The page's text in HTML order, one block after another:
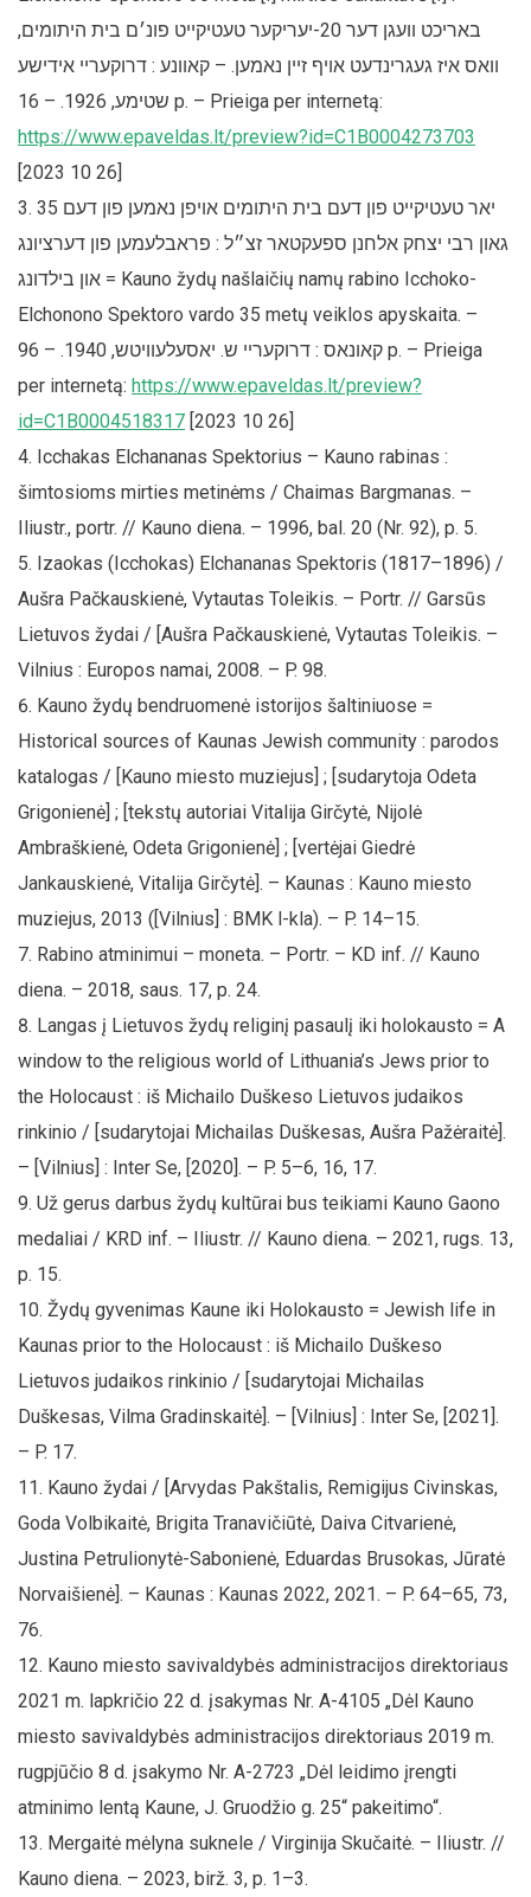
באריכט וועגן דער 20-יעריקער טעטיקייט פונ׳ם בית היתומים,
וואס איז געגרינדעט אויף זיין נאמען. – קאוונע : דרוקעריי אידישע
שטימע, 1926. – 16 p. – Prieiga per internetą:
https://www.epaveldas.lt/preview?id=C1B0004273703
[2023 10 26]
35 יאר טעטיקייט פון דעם בית היתומים אויפן נאמען פון דעם
גאון רבי יצחק אלחנן ספעקטאר זצ״ל : פראבלעמען פון דערציונג
און בילדונג = Kauno žydų našlaičių namų rabino Icchoko-
Elchonono Spektoro vardo 35 metų veiklos apyskaita. –
קאונאס : דרוקעריי ש. יאסעלעוויטש, 1940. – 96 p. – Prieiga
per internetą: https://www.epaveldas.lt/preview?
id=C1B0004518317 [2023 10 26]
Icchakas Elchananas Spektorius – Kauno rabinas :
šimtosioms mirties metinėms / Chaimas Bargmanas. –
Iliustr., portr. // Kauno diena. – 1996, bal. 20 (Nr. 92), p. 5.
Izaokas (Icchokas) Elchananas Spektoris (1817–1896) /
Aušra Pačkauskienė, Vytautas Toleikis. – Portr. // Garsūs
Lietuvos žydai / [Aušra Pačkauskienė, Vytautas Toleikis. –
Vilnius : Europos namai, 2008. – P. 98.
Kauno žydų bendruomenė istorijos šaltiniuose =
Historical sources of Kaunas Jewish community : parodos
katalogas / [Kauno miesto muziejus] ; [sudarytoja Odeta
Grigonienė] ; [tekstų autoriai Vitalija Girčytė, Nijolė
Ambraškienė, Odeta Grigonienė] ; [vertėjai Giedrė
Jankauskienė, Vitalija Girčytė]. – Kaunas : Kauno miesto
muziejus, 2013 ([Vilnius] : BMK l-kla). – P. 14–15.
Rabino atminimui – moneta. – Portr. – KD inf. // Kauno
diena. – 2018, saus. 17, p. 24.
Langas į Lietuvos žydų religinį pasaulį iki holokausto = A
window to the religious world of Lithuania’s Jews prior to
the Holocaust : iš Michailo Duškeso Lietuvos judaikos
rinkinio / [sudarytojai Michailas Duškesas, Aušra Pažėraitė].
– [Vilnius] : Inter Se, [2020]. – P. 5–6, 16, 17.
Už gerus darbus žydų kultūrai bus teikiami Kauno Gaono
medaliai / KRD inf. – Iliustr. // Kauno diena. – 2021, rugs. 13,
p. 15.
Žydų gyvenimas Kaune iki Holokausto = Jewish life in
Kaunas prior to the Holocaust : iš Michailo Duškeso
Lietuvos judaikos rinkinio / [sudarytojai Michailas
Duškesas, Vilma Gradinskaitė]. – [Vilnius] : Inter Se, [2021].
– P. 17.
Kauno žydai / [Arvydas Pakštalis, Remigijus Civinskas,
Goda Volbikaitė, Brigita Tranavičiūtė, Daiva Citvarienė,
Justina Petrulionytė-Sabonienė, Eduardas Brusokas, Jūratė
Norvaišienė]. – Kaunas : Kaunas 2022, 2021. – P. 64–65, 73,
76.
Kauno miesto savivaldybės administracijos direktoriaus
2021 m. lapkričio 22 d. įsakymas Nr. A-4105 „Dėl Kauno
miesto savivaldybės administracijos direktoriaus 2019 m.
rugpjūčio 8 d. įsakymo Nr. A-2723 „Dėl leidimo įrengti
atminimo lentą Kaune, J. Gruodžio g. 25“ pakeitimo“.
Mergaitė mėlyna suknele / Virginija Skučaitė. – Iliustr. //
Kauno diena. – 2023, birž. 3, p. 1–3.